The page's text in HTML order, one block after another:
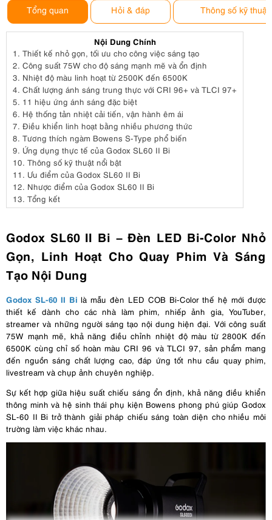
Tổng quan Hỏi & đáp Thông số kỹ thuật
Nội Dung Chính
1. Thiết kế nhỏ gọn, tối ưu cho công việc sáng tạo
2. Công suất 75W cho độ sáng mạnh mẽ và ổn định
3. Nhiệt độ màu linh hoạt từ 2500K đến 6500K
4. Chất lượng ánh sáng trung thực với CRI 96+ và TLCI 97+
5. 11 hiệu ứng ánh sáng đặc biệt
6. Hệ thống tản nhiệt cải tiến, vận hành êm ái
7. Điều khiển linh hoạt bằng nhiều phương thức
8. Tương thích ngàm Bowens S-Type phổ biến
9. Ứng dụng thực tế của Godox SL60 II Bi
10. Thông số kỹ thuật nổi bật
11. Ưu điểm của Godox SL60 II Bi
12. Nhược điểm của Godox SL60 II Bi
13. Tổng kết
Godox SL60 II Bi – Đèn LED Bi-Color Nhỏ
Gọn, Linh Hoạt Cho Quay Phim Và Sáng
Tạo Nội Dung
Godox SL-60 II Bi là mẫu đèn LED COB Bi-Color thế hệ mới được
thiết kế dành cho các nhà làm phim, nhiếp ảnh gia, YouTuber,
streamer và những người sáng tạo nội dung hiện đại. Với công suất
75W mạnh mẽ, khả năng điều chỉnh nhiệt độ màu từ 2800K đến
6500K cùng chỉ số hoàn màu CRI 96 và TLCI 97, sản phẩm mang
đến nguồn sáng chất lượng cao, đáp ứng tốt nhu cầu quay phim,
livestream và chụp ảnh chuyên nghiệp.
Sự kết hợp giữa hiệu suất chiếu sáng ổn định, khả năng điều khiển
thông minh và hệ sinh thái phụ kiện Bowens phong phú giúp Godox
SL-60 II Bi trở thành giải pháp chiếu sáng toàn diện cho nhiều môi
trường làm việc khác nhau.